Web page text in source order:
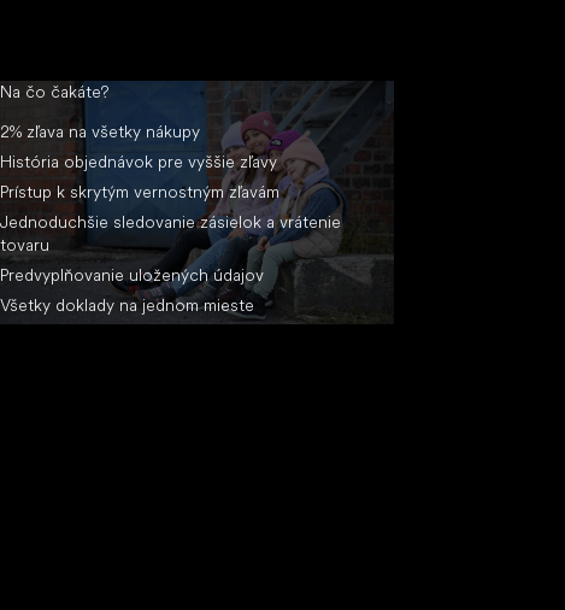
Na čo čakáte?
2% zľava na všetky nákupy
História objednávok pre vyššie zľavy
Prístup k skrytým vernostným zľavám
Jednoduchšie sledovanie zásielok a vrátenie
tovaru
Predvyplňovanie uložených údajov
Všetky doklady na jednom mieste